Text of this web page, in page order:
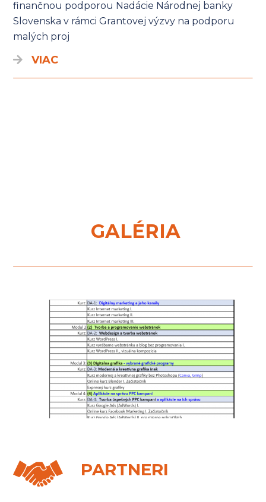
finančnou podporou Nadácie Národnej banky
Slovenska v rámci Grantovej výzvy na podporu
malých proj
VIAC
GALÉRIA
PARTNERI